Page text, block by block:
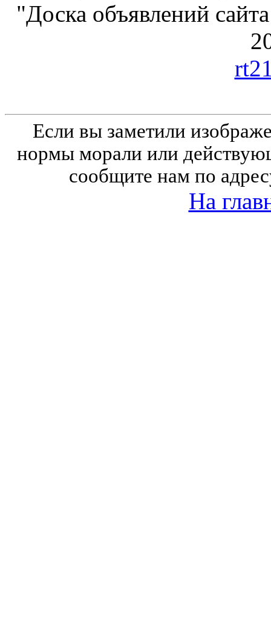
"Доска объявлений
Если вы заметили
нормы морали или
сообщите нам по
На